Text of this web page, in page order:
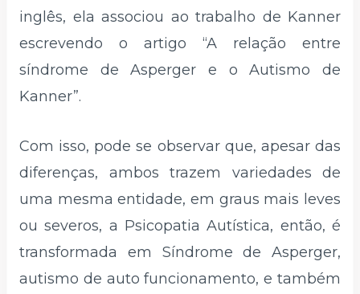
inglês, ela associou ao trabalho de Kanner
escrevendo o artigo “A relação entre
síndrome de Asperger e o Autismo de
Kanner”.
Com isso, pode se observar que, apesar das
diferenças, ambos trazem variedades de
uma mesma entidade, em graus mais leves
ou severos, a Psicopatia Autística, então, é
transformada em Síndrome de Asperger,
autismo de auto funcionamento, e também